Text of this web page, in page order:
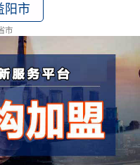
阳市
市